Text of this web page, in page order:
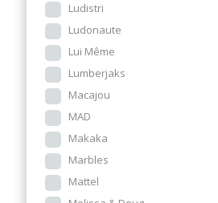
Ludistri
Ludonaute
Lui Même
Lumberjaks
Macajou
MAD
Makaka
Marbles
Mattel